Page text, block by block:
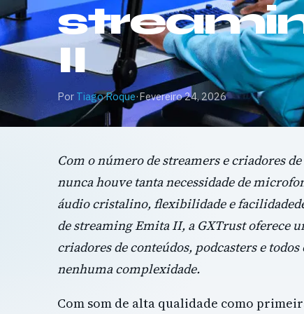
II
Por Tiago Roque·Fevereiro 24, 2026
Com o número de streamers e criadores
nunca houve tanta necessidade de
áudio cristalino, flexibilidade e
de streaming Emita II, a GXTrust oferece
criadores de conteúdos, podcasters e
nenhuma complexidade.
Com som de alta qualidade como